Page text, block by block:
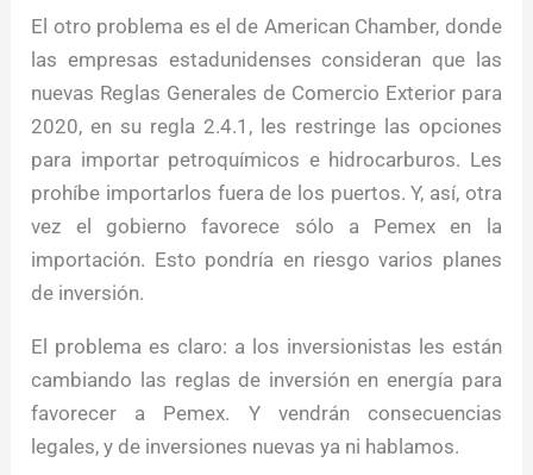
El otro problema es el de American Chamber, donde
las empresas estadunidenses consideran que las
nuevas Reglas Generales de Comercio Exterior para
2020, en su regla 2.4.1, les restringe las opciones
para importar petroquímicos e hidrocarburos. Les
prohíbe importarlos fuera de los puertos. Y, así, otra
vez el gobierno favorece sólo a Pemex en la
importación. Esto pondría en riesgo varios planes
de inversión.
El problema es claro: a los inversionistas les están
cambiando las reglas de inversión en energía para
favorecer a Pemex. Y vendrán consecuencias
legales, y de inversiones nuevas ya ni hablamos.